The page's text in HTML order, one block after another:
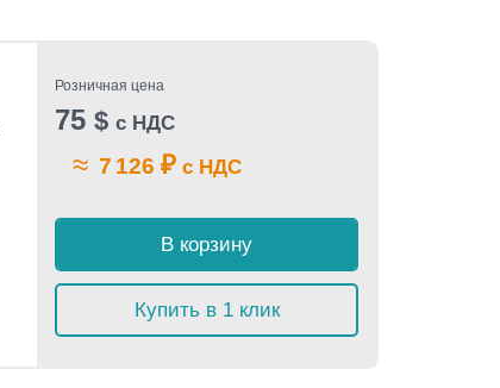
Розничная цена
75 $ с НДС
≈ 7 126 ₽ с НДС
В корзину
Купить в 1 клик